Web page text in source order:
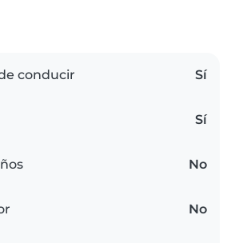
conducir Sí
Sí
No
No